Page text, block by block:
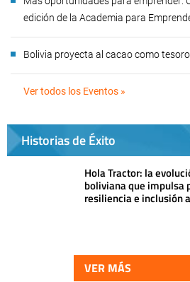
edición de la Academia para
Bolivia proyecta al cacao como
Ver todos los Eventos »
Historias de Éxito
Hola Tractor: la
boliviana que impulsa
resiliencia e inclusión
VER MÁS